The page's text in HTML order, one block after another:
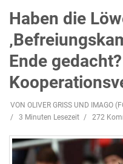
Haben die
Ende
VON OLIVER GRISS UND IMAGO
3 Minuten Lesezeit
272